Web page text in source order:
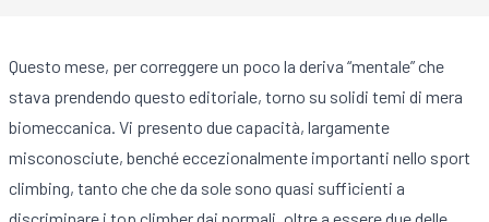
Questo mese, per correggere un poco la deriva “mentale” che
stava prendendo questo editoriale, torno su solidi temi di mera
biomeccanica. Vi presento due capacità, largamente
misconosciute, benché eccezionalmente importanti nello sport
climbing, tanto che che da sole sono quasi sufficienti a